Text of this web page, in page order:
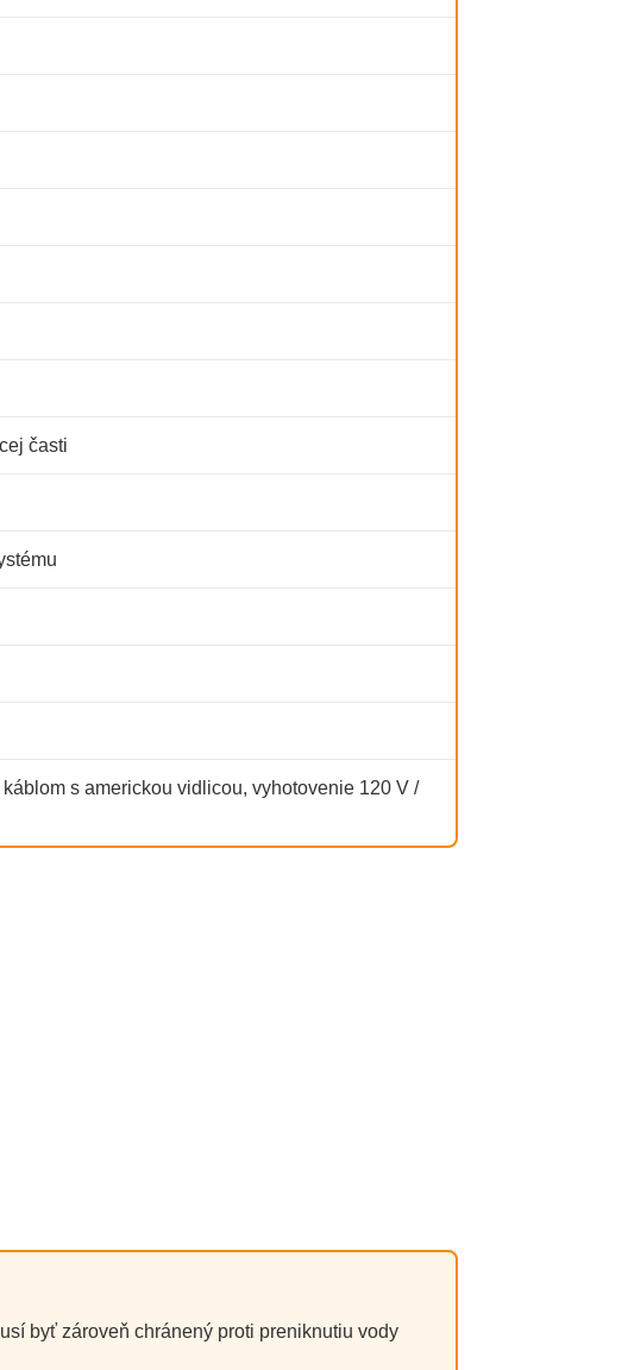
časti
s americkou vidlicou, vyhotovenie 120 V /
byť zároveň chránený proti preniknutiu vody